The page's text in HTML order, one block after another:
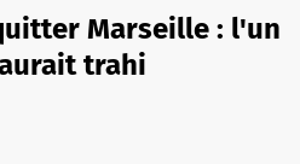
Marseille : l'un
trahi